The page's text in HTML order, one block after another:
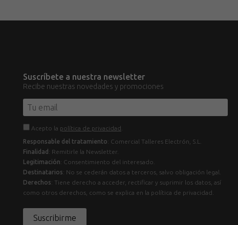
Suscríbete a nuestra newsletter
Recibe nuestras novedades y promociones
Acepto la política de privacidad
Responsable del tratamiento: Comercial Talleres Electrón, S.L.
Finalidad : Remitirle la Newsletter.
Legitimación: Consentimiento del interesado.
Destinatarios: No se cederán datos a terceros, salvo obligación legal.
Derechos: Tiene derecho a acceder, rectificar y suprimir los datos, así
como otros derechos, como se explica en la política de privacidad.
Suscribirme